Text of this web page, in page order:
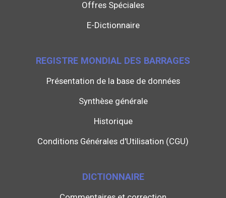
Offres Spéciales
E-Dictionnaire
REGISTRE MONDIAL DES BARRAGES
Présentation de la base de données
Synthèse générale
Historique
Conditions Générales d'Utilisation (CGU)
DICTIONNAIRE